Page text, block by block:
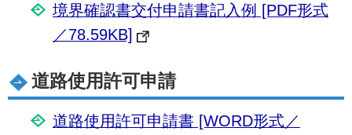
境界確認書交付申請書記入例 [PDF形式
／78.59KB]
道路使用許可申請
道路使用許可申請書 [WORD形式／